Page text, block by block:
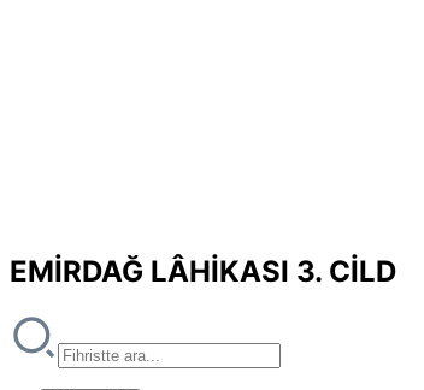
EMİRDAĞ LÂHİKASI 3. CİLD